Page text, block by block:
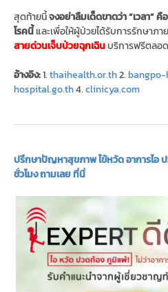
สุดท้ายนี้จงอย่าลืมเด็ดขาดว่า “เวลา”
โรคนี้และเพื่อให้ผู้ป่วยได้รับการรักษาภาย
สายด่วนเจ็บป่วยฉุกเฉิน บริการฟรีตลอ
อ้างอิง:1. thaihealth.or.th2.
hospital.go.th4. clinicya.com
ปรึกษาปัญหาสุขภาพ ไข้หวัด อาการไอ
ชั่วโมง ถามเลย ที่นี่